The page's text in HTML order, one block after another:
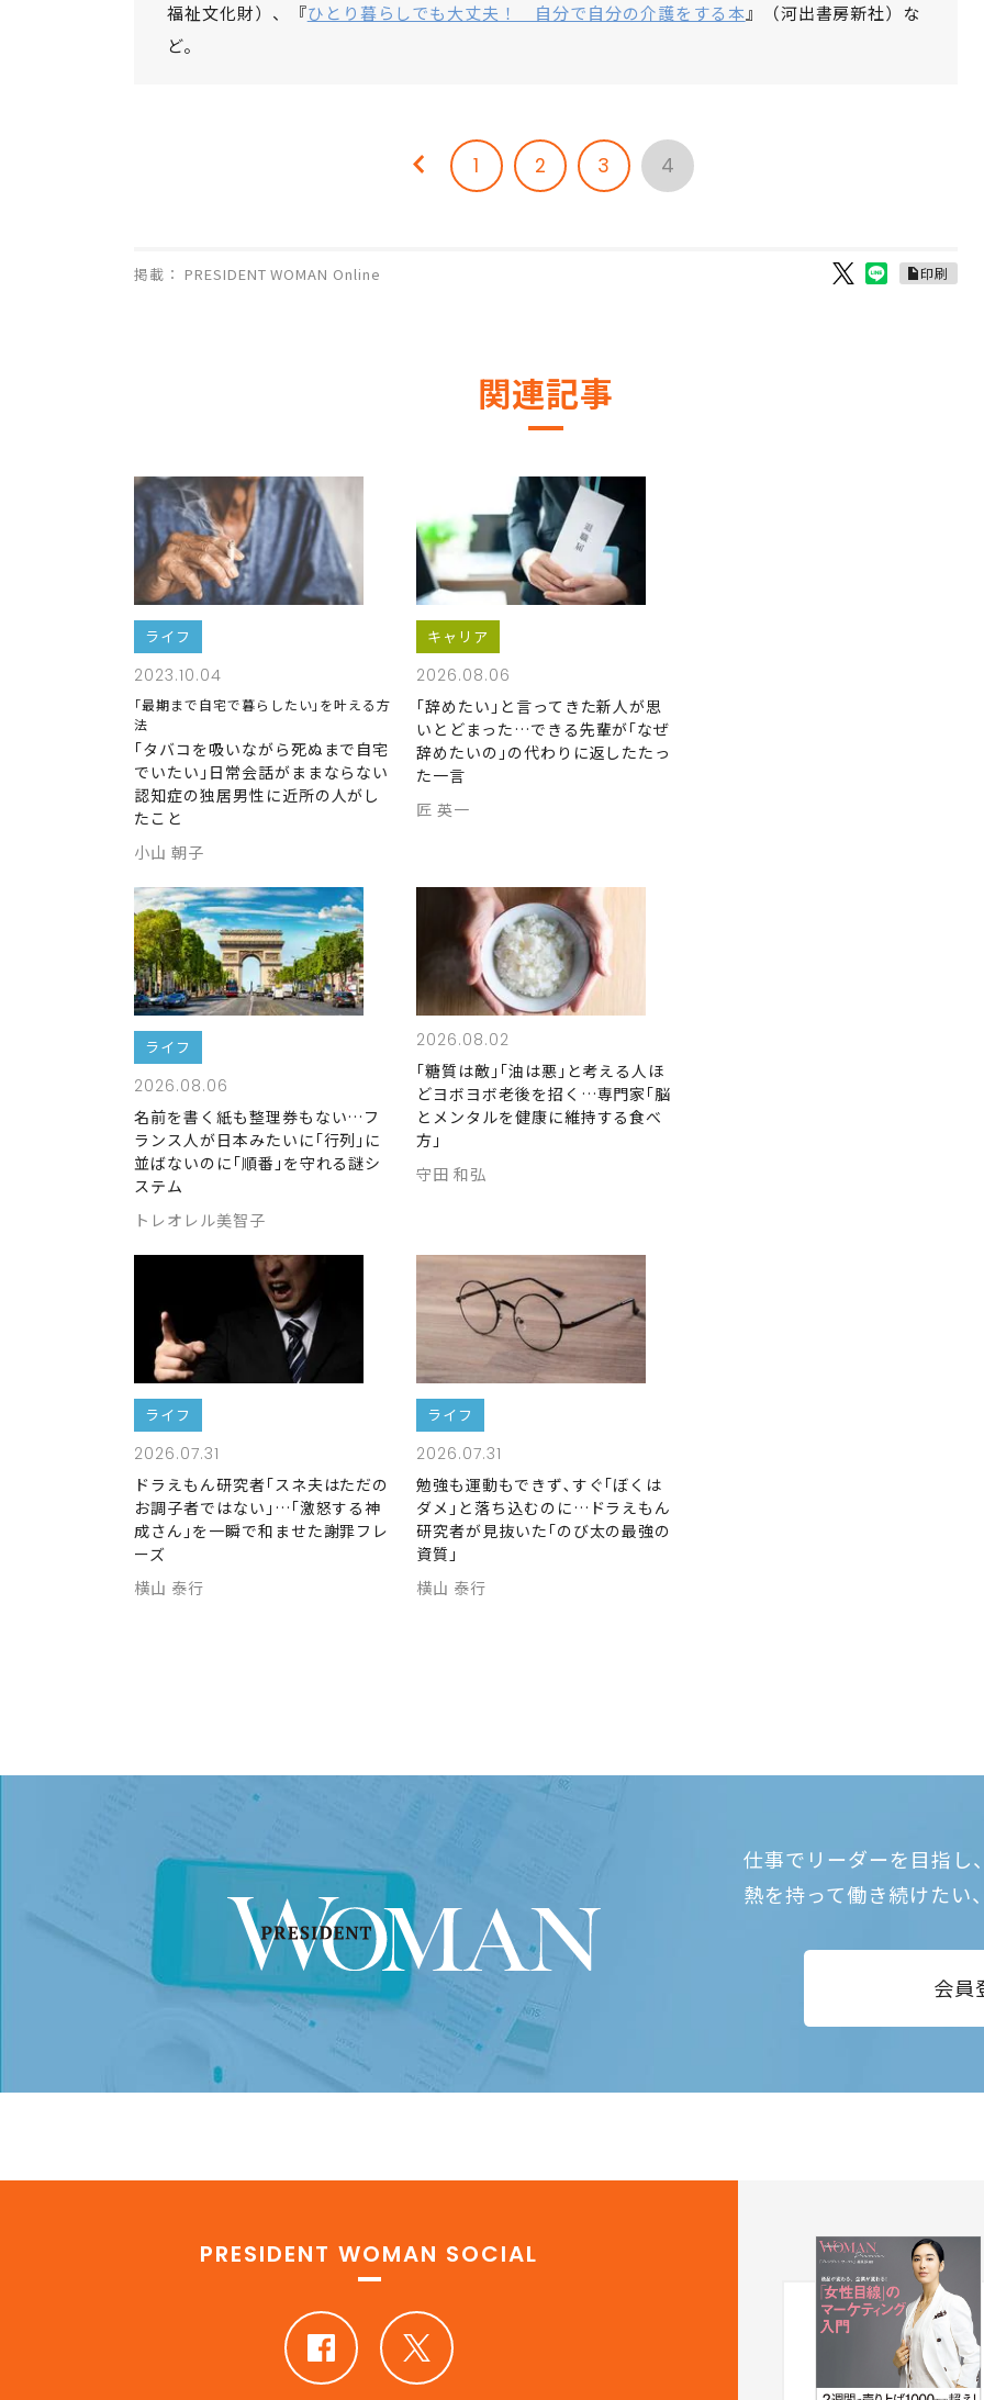
福祉文化財）、『ひとり暮らしでも大丈夫！ 自分で自分の介護をする本』（河出書房新社）な
ど。
1 2 3 4
掲載： PRESIDENT WOMAN Online 印刷
関連記事
ライフ
2023.10.04
｢最期まで自宅で暮らしたい｣を叶える方
法
｢タバコを吸いながら死ぬまで自宅
でいたい｣日常会話がままならない
認知症の独居男性に近所の人がし
たこと
小山 朝子
キャリア
2026.08.06
｢辞めたい｣と言ってきた新人が思
いとどまった…できる先輩が｢なぜ
辞めたいの｣の代わりに返したたっ
た一言
匠 英一
ライフ
2026.08.06
名前を書く紙も整理券もない…フ
ランス人が日本みたいに｢行列｣に
並ばないのに｢順番｣を守れる謎シ
ステム
トレオレル美智子
2026.08.02
｢糖質は敵｣｢油は悪｣と考える人ほ
どヨボヨボ老後を招く…専門家｢脳
とメンタルを健康に維持する食べ
方｣
守田 和弘
ライフ
2026.07.31
ドラえもん研究者｢スネ夫はただの
お調子者ではない｣…｢激怒する神
成さん｣を一瞬で和ませた謝罪フレ
ーズ
横山 泰行
ライフ
2026.07.31
勉強も運動もできず､すぐ｢ぼくは
ダメ｣と落ち込むのに…ドラえもん
研究者が見抜いた｢のび太の最強の
資質｣
横山 泰行
仕事でリーダーを目指し
熱を持って働き続けたい
会員
PRESIDENT WOMAN SOCIAL